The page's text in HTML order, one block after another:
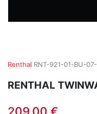
Renthal RNT-921-01-BU-
RENTHAL
209,00 €